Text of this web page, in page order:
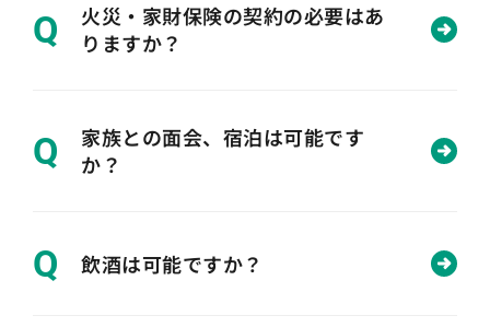
Q
火災・家財保険の契約の必要はあ
りますか？
Q
家族との面会、宿泊は可能です
か？
Q 飲酒は可能ですか？